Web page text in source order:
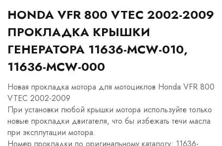
HONDA VFR 800 VTEC 2002-2009
ПРОКЛАДКА КРЫШКИ
ГЕНЕРАТОРА 11636-MCW-010,
11636-MCW-000
Новая прокладка мотора для мотоциклов Honda VFR 800
VTEC 2002-2009
При установки любой крышки мотора используйте только
новые прокладки двигателя, что бы избежать течи масла
при эксплутации мотора.